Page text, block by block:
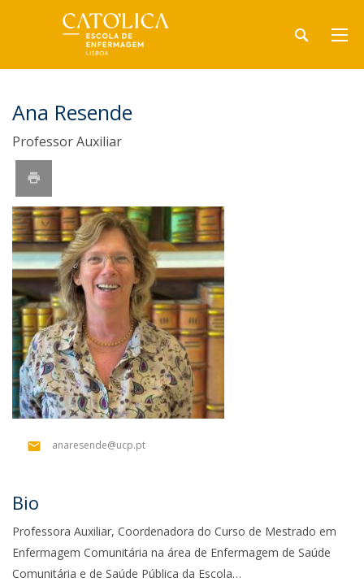
Ana Resende
Professor Auxiliar
anaresende@ucp.pt
Bio
Professora Auxiliar, Coordenadora do Curso de Mestrado em
Enfermagem Comunitária na área de Enfermagem de Saúde
Comunitária e de Saúde Pública da Escola